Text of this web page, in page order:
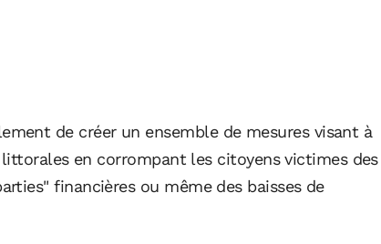
de créer un ensemble de mesures visant à
en corrompant les citoyens victimes des
financières ou même des baisses de